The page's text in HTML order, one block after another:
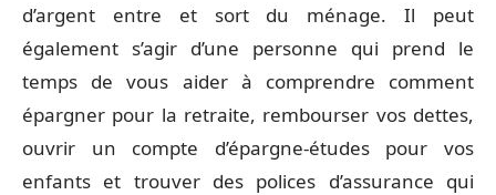
d’argent entre et sort du ménage. Il peut
également s’agir d’une personne qui prend le
temps de vous aider à comprendre comment
épargner pour la retraite, rembourser vos dettes,
ouvrir un compte d’épargne-études pour vos
enfants et trouver des polices d’assurance qui